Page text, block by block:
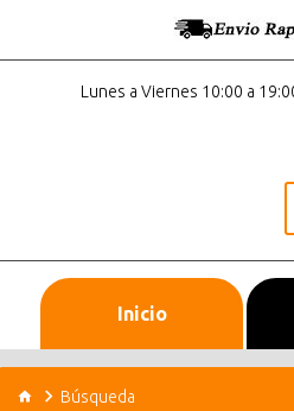
Lunes a Viernes 10:00 a
Inicio
Búsqueda